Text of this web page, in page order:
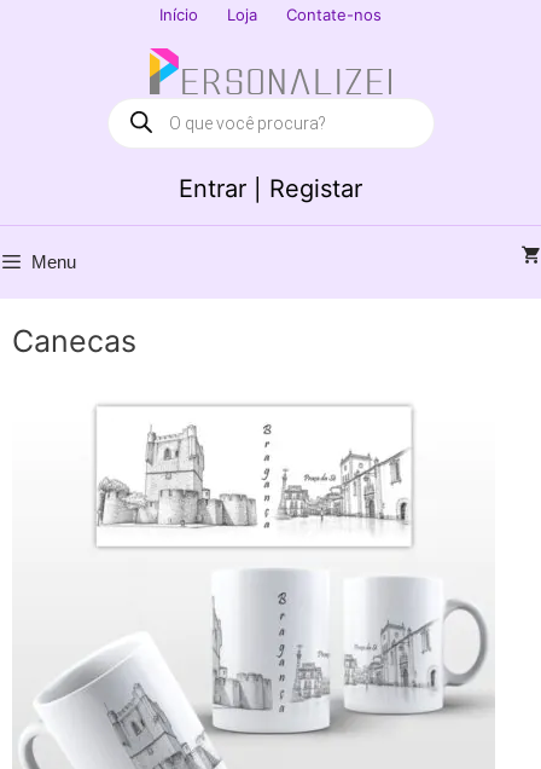
Início Loja Contate-nos
Entrar | Registar
Products
search
Menu
Canecas